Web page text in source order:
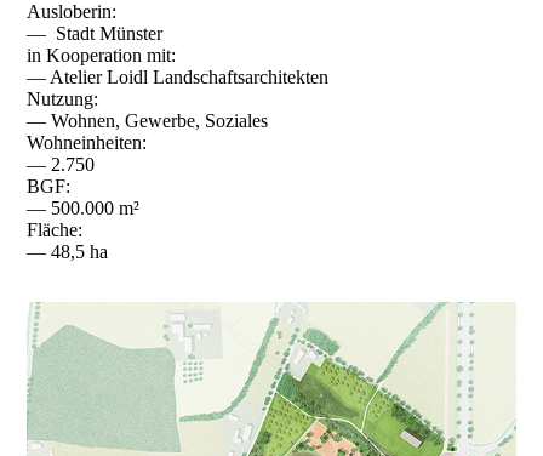
Ausloberin:
— Stadt Münster
in Kooperation mit:
— Atelier Loidl Landschaftsarchitekten
Nutzung:
— Wohnen, Gewerbe, Soziales
Wohneinheiten:
— 2.750
BGF:
— 500.000 m²
Fläche:
— 48,5 ha